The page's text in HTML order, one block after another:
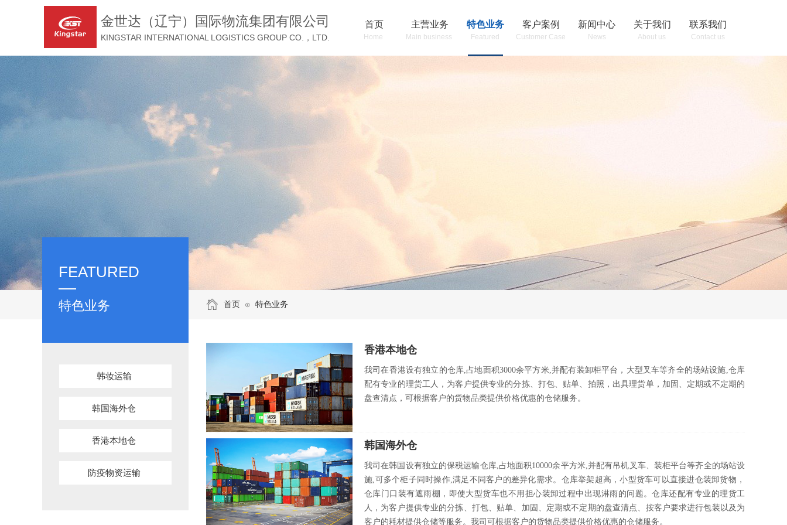
Customer Case About us
Main business
Home
金世达（辽宁）国际物流集团有限公司
Featured Contact us
News
KINGSTAR INTERNATIONAL LOGISTICS GROUP CO.，LTD.
首页 主营业务 特色业务 客户案例 新闻中心 关于我们 联系我们
FEATURED
特色业务 首页 ⊙ 特色业务
香港本地仓
我司在香港设有独立的仓库,占地面积3000余平方米,并配有装卸柜平台，大型叉车等齐全的场站设施,仓库
配有专业的理货工人，为客户提供专业的分拣、打包、贴单、拍照，出具理货单，加固、定期或不定期的
盘查清点，可根据客户的货物品类提供价格优惠的仓储服务。
韩国海外仓
我司在韩国设有独立的保税运输仓库,占地面积10000余平方米,并配有吊机叉车、装柜平台等齐全的场站设
施,可多个柜子同时操作,满足不同客户的差异化需求。仓库举架超高，小型货车可以直接进仓装卸货物，
仓库门口装有遮雨棚，即使大型货车也不用担心装卸过程中出现淋雨的问题。仓库还配有专业的理货工
人，为客户提供专业的分拣、打包、贴单、加固、定期或不定期的盘查清点、按客户要求进行包装以及为
客户的耗材提供仓储等服务。我司可根据客户的货物品类提供价格优惠的仓储服务。
韩妆运输
韩国海外仓
香港本地仓
防疫物资运输